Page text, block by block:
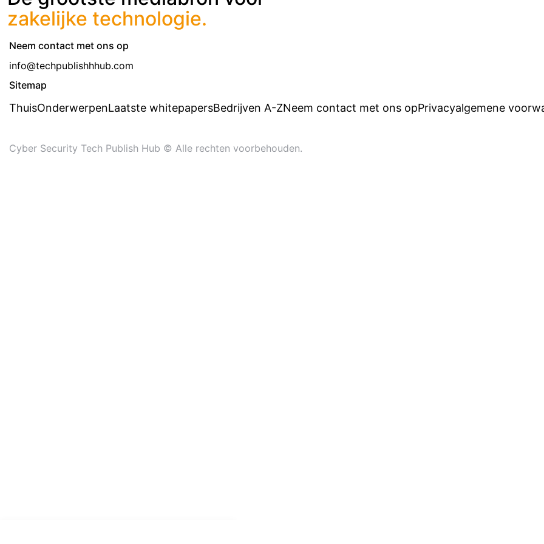
zakelijke technologie.
Neem contact met ons op
info@techpublishhhub.com
Sitemap
ThuisOnderwerpenLaatste whitepapersBedrijven A-ZNeem contact met ons opPrivacyalgemene
Cyber ​​Security Tech Publish Hub © Alle rechten voorbehouden.